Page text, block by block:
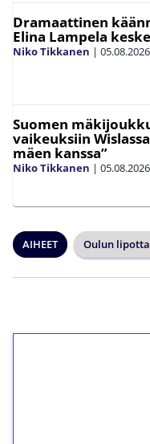
Dramaattinen
Elina Lampela
Niko Tikkanen | 05.08.2026
Suomen
vaikeuksiin
mäen kanssa”
Niko Tikkanen | 05.08.2026
AIHEET Oulun